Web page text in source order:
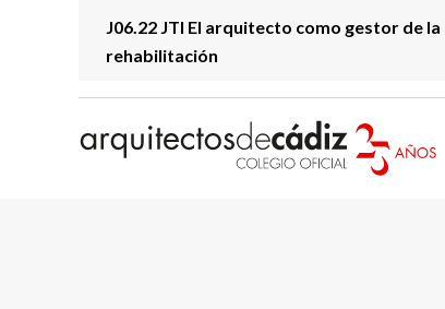
J06.22 JTI El arquitecto como gestor de la
rehabilitación